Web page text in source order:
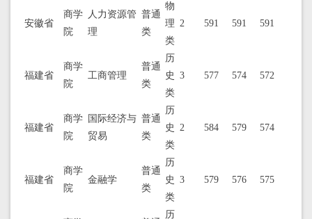
安徽省
商学
院
人力资源管
理
普通
类
物
理
类
2 591 591 591
福建省
商学
院
工商管理
普通
类
历
史
类
3 577 574 572
福建省
商学
院
国际经济与
贸易
普通
类
历
史
类
2 584 579 574
福建省
商学
院
金融学
普通
类
历
史
类
3 579 576 575
历